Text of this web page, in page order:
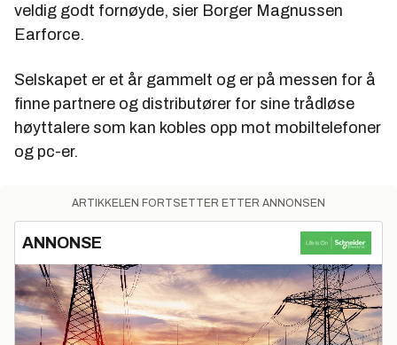
veldig godt fornøyde, sier Borger Magnussen
Earforce.
Selskapet er et år gammelt og er på messen for å
finne partnere og distributører for sine trådløse
høyttalere som kan kobles opp mot mobiltelefoner
og pc-er.
ARTIKKELEN FORTSETTER ETTER ANNONSEN
ANNONSE